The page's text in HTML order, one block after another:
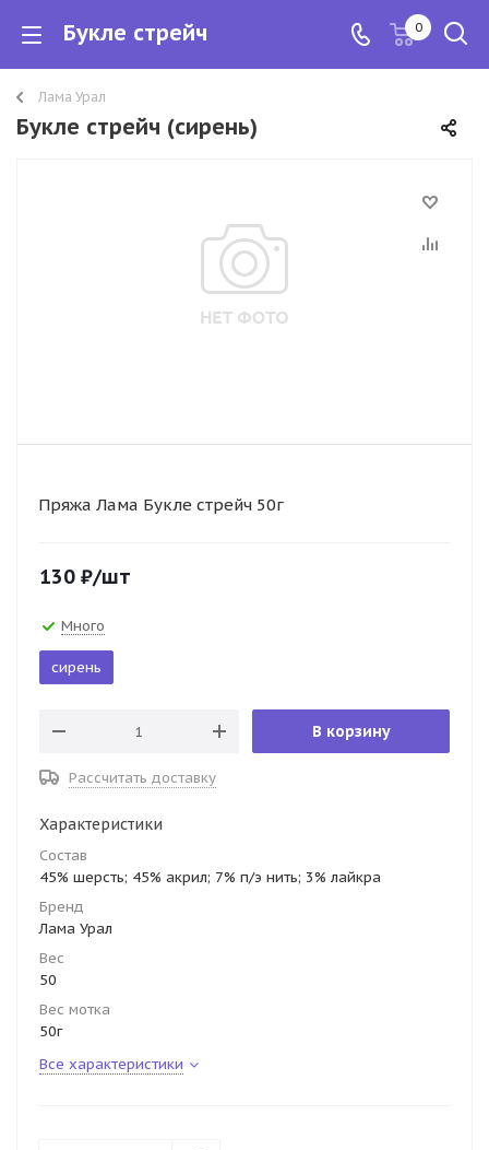
Букле стрейч 0
Лама Урал
Букле стрейч (сирень)
Пряжа Лама Букле стрейч 50г
130 ₽/шт
Много
сирень
В корзину
Рассчитать доставку
Характеристики
Состав
45% шерсть; 45% акрил; 7% п/э нить; 3% лайкра
Бренд
Лама Урал
Вес
50
Вес мотка
50г
Все характеристики